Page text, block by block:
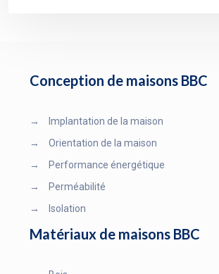
Conception de maisons BBC
→
Implantation de la maison
→
Orientation de la maison
→
Performance énergétique
→
Perméabilité
→
Isolation
Matériaux de maisons BBC